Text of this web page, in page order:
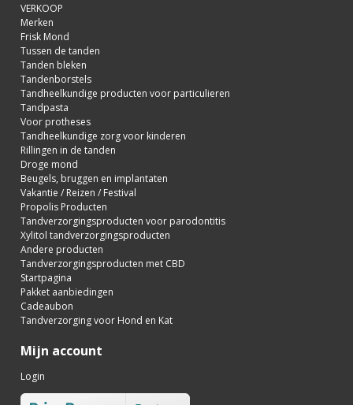
VERKOOP
Merken
Frisk Mond
Tussen de tanden
Tanden bleken
Tandenborstels
Tandheelkundige producten voor particulieren
Tandpasta
Voor protheses
Tandheelkundige zorg voor kinderen
Rillingen in de tanden
Droge mond
Beugels, bruggen en implantaten
Vakantie / Reizen / Festival
Propolis Producten
Tandverzorgingsproducten voor parodontitis
Xylitol tandverzorgingsproducten
Andere producten
Tandverzorgingsproducten met CBD
Startpagina
Pakket aanbiedingen
Cadeaubon
Tandverzorging voor Hond en Kat
Mijn account
Login